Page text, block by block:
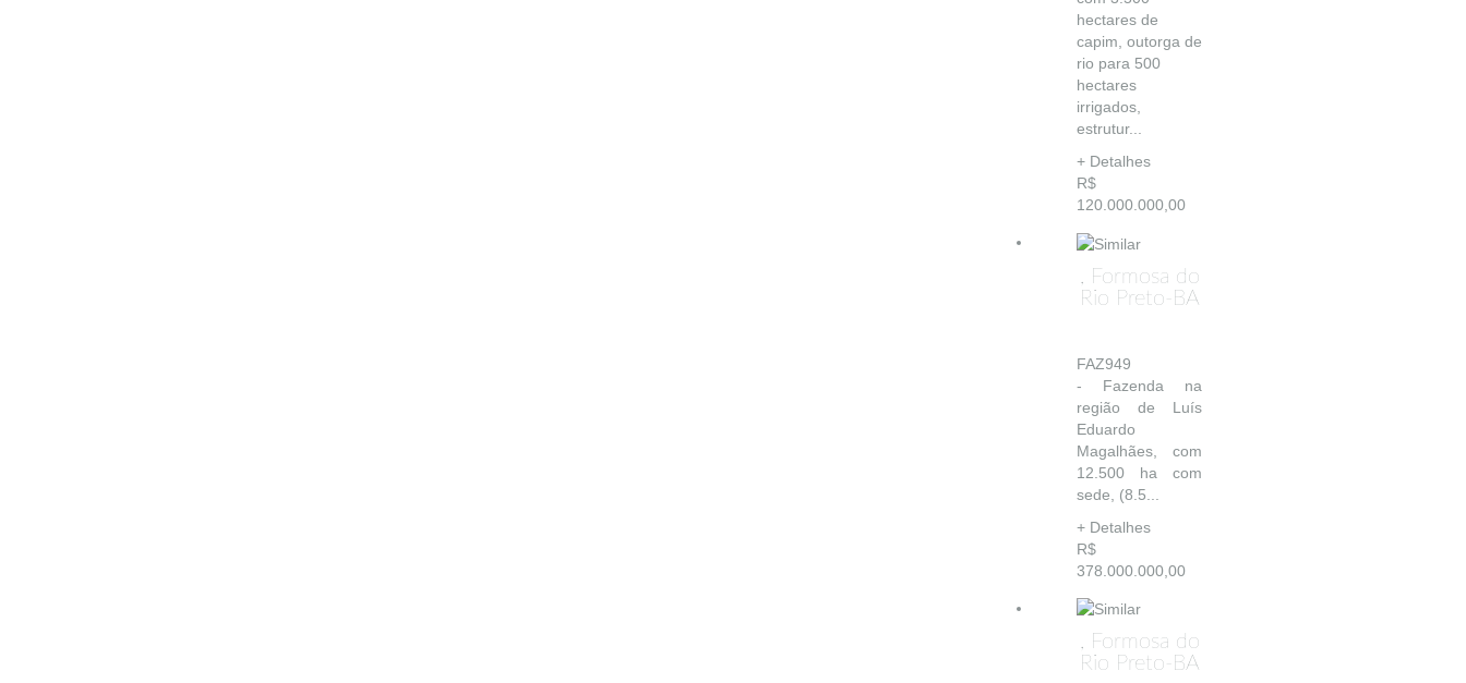
hectares de
capim, outorga de
rio para 500
hectares
irrigados,
estrutur...
+ Detalhes
R$
120.000.000,00
, Formosa do
Rio Preto-BA
FAZ949
- Fazenda na
região de Luís
Eduardo
Magalhães, com
12.500 ha com
sede, (8.5...
+ Detalhes
R$
378.000.000,00
, Formosa do
Rio Preto-BA